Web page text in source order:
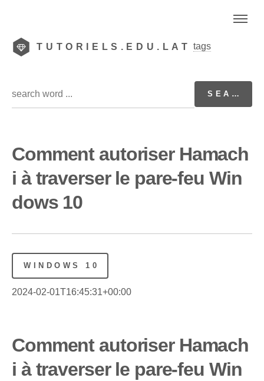
TUTORIELS.EDU.LAT tags
Comment autoriser Hamach
i à traverser le pare-feu Win
dows 10
WINDOWS 10
2024-02-01T16:45:31+00:00
Comment autoriser Hamach
i à traverser le pare-feu Win